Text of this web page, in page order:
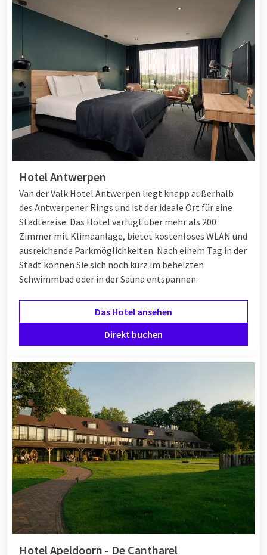
Hotel Antwerpen
Van der Valk Hotel Antwerpen liegt knapp außerhalb
des Antwerpener Rings und ist der ideale Ort für eine
Städtereise. Das Hotel verfügt über mehr als 200
Zimmer mit Klimaanlage, bietet kostenloses WLAN und
ausreichende Parkmöglichkeiten. Nach einem Tag in der
Stadt können Sie sich noch kurz im beheizten
Schwimmbad oder in der Sauna entspannen.
Das Hotel ansehen
Direkt buchen
Hotel Apeldoorn - De Cantharel